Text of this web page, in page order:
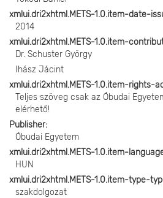
xmlui.dri2xhtml.METS-1.0.item-date-
2014
xmlui.dri2xhtml.METS-1.0.item-
Dr. Schuster György
Ihász Jácint
xmlui.dri2xhtml.METS-1.0.item-rights-
Teljes szöveg csak az Óbudai
elérhető!
Publisher
Óbudai Egyetem
xmlui.dri2xhtml.METS-1.0.item-
HUN
xmlui.dri2xhtml.METS-1.0.item-type-
szakdolgozat